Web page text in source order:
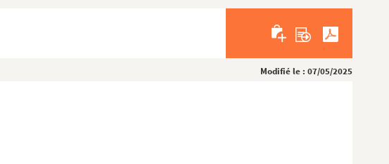
Modifié le : 07/05/2025